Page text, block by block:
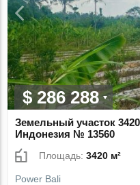
$ 286 288
Земельный участок
Индонезия № 13560
Площадь:3420 м²
Power Bali